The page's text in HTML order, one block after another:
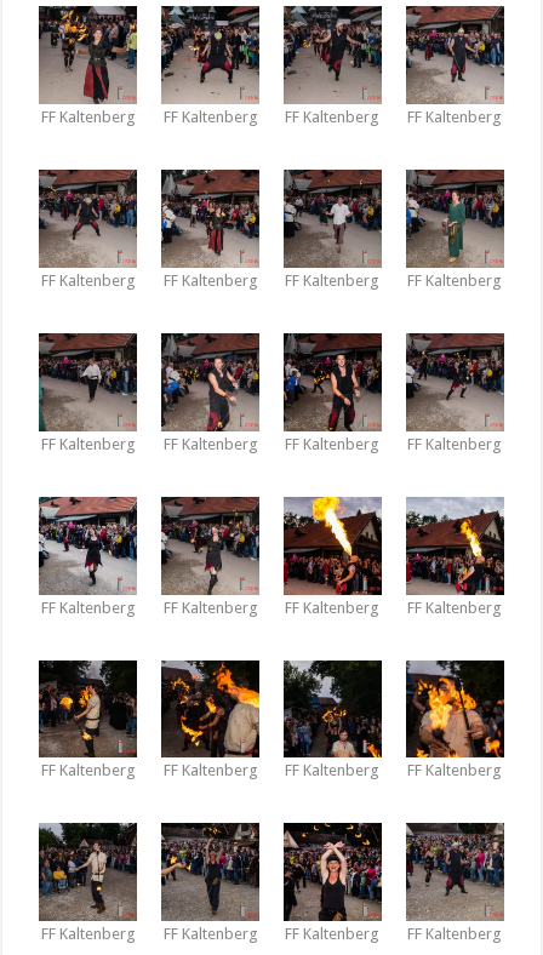
FF Kaltenberg FF Kaltenberg FF Kaltenberg FF Kaltenberg
FF Kaltenberg FF Kaltenberg FF Kaltenberg FF Kaltenberg
FF Kaltenberg FF Kaltenberg FF Kaltenberg FF Kaltenberg
FF Kaltenberg FF Kaltenberg FF Kaltenberg FF Kaltenberg
FF Kaltenberg FF Kaltenberg FF Kaltenberg FF Kaltenberg
FF Kaltenberg FF Kaltenberg FF Kaltenberg FF Kaltenberg